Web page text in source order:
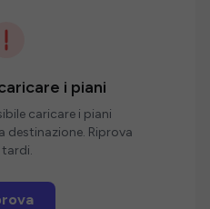
i piani
caricare i piani
destinazione. Riprova
tardi.